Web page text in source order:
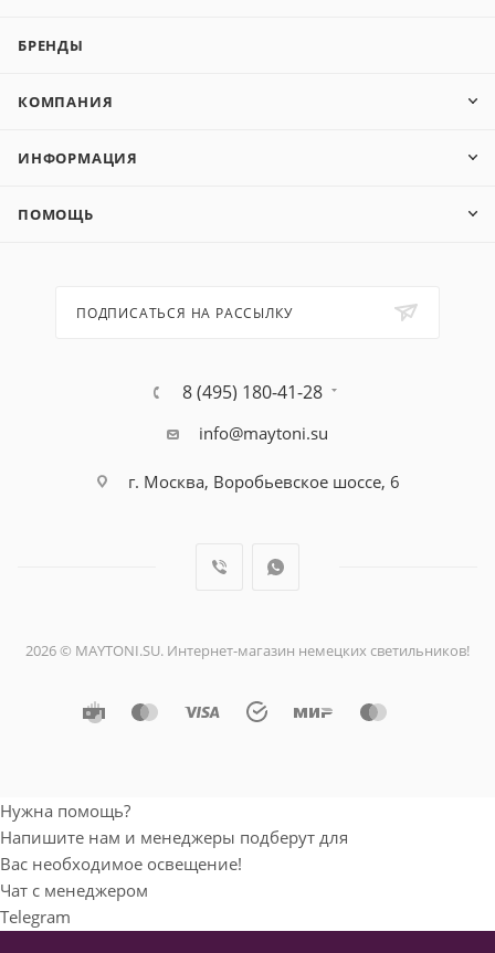
БРЕНДЫ
КОМПАНИЯ
ИНФОРМАЦИЯ
ПОМОЩЬ
ПОДПИСАТЬСЯ НА РАССЫЛКУ
8 (495) 180-41-28
info@maytoni.su
г. Москва, Воробьевское шоссе, 6
2026 © MAYTONI.SU. Интернет-магазин немецких светильников!
Нужна помощь?
Напишите нам и менеджеры подберут для
Вас необходимое освещение!
Чат с менеджером
Telegram